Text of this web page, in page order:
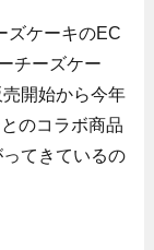
ズケーキのEC
チーズケー
開始から今年
のコラボ商品
てきているの